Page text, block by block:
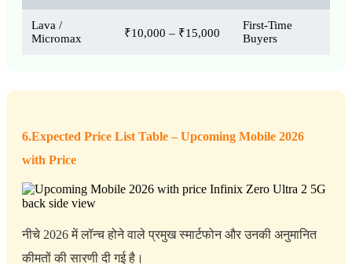
Lava /
Micromax
₹10,000 – ₹15,000
First-Time
Buyers
6.Expected Price List Table – Upcoming Mobile 2026
with Price
नीचे 2026 में लॉन्च होने वाले प्रमुख स्मार्टफोन और उनकी अनुमानित
कीमतों की सारणी दी गई है।